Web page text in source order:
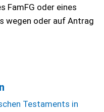
FamFG oder eines
wegen oder auf Antrag
Testaments in